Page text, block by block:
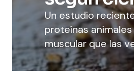
Un estudio
proteínas
muscular que las